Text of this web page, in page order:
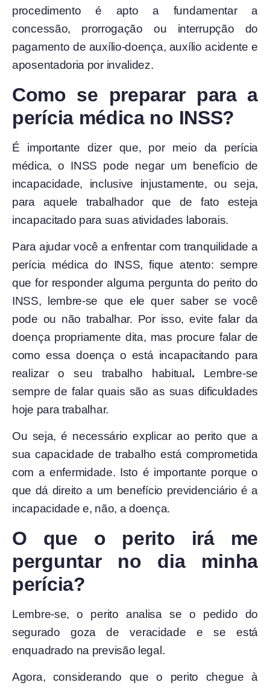
procedimento é apto a fundamentar a
concessão, prorrogação ou interrupção do
pagamento de auxílio-doença, auxílio acidente e
aposentadoria por invalidez.
Como se preparar para a
perícia médica no INSS?
É importante dizer que, por meio da perícia
médica, o INSS pode negar um benefício de
incapacidade, inclusive injustamente, ou seja,
para aquele trabalhador que de fato esteja
incapacitado para suas atividades laborais.
Para ajudar você a enfrentar com tranquilidade a
perícia médica do INSS, fique atento: sempre
que for responder alguma pergunta do perito do
INSS, lembre-se que ele quer saber se você
pode ou não trabalhar. Por isso, evite falar da
doença propriamente dita, mas procure falar de
como essa doença o está incapacitando para
realizar o seu trabalho habitual . Lembre-se
sempre de falar quais são as suas dificuldades
hoje para trabalhar.
Ou seja, é necessário explicar ao perito que a
sua capacidade de trabalho está comprometida
com a enfermidade. Isto é importante porque o
que dá direito a um benefício previdenciário é a
incapacidade e, não, a doença.
O que o perito irá me
perguntar no dia minha
perícia?
Lembre-se, o perito analisa se o pedido do
segurado goza de veracidade e se está
enquadrado na previsão legal.
Agora, considerando que o perito chegue à